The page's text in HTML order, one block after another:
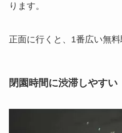
ります。
正面に行くと、1番広い無料
閉園時間に渋滞しやすい